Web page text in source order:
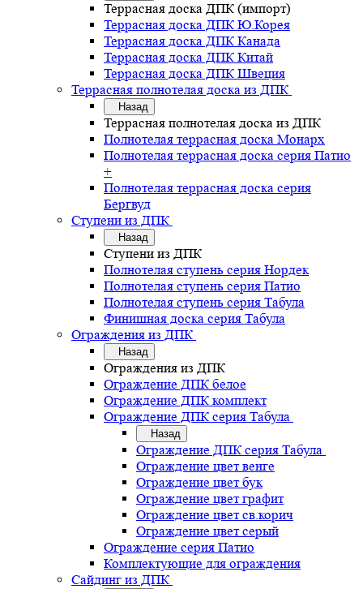
Террасная доска ДПК (импорт)
Террасная доска ДПК Ю.Корея
Террасная доска ДПК Канада
Террасная доска ДПК Китай
Террасная доска ДПК Швеция
Террасная полнотелая доска из ДПК
Назад
Террасная полнотелая доска из ДПК
Полнотелая террасная доска Монарх
Полнотелая террасная доска серия Патио
+
Полнотелая террасная доска серия
Бергвуд
Ступени из ДПК
Назад
Ступени из ДПК
Полнотелая ступень серия Нордек
Полнотелая ступень серия Патио
Полнотелая ступень серия Табула
Финишная доска серия Табула
Ограждения из ДПК
Назад
Ограждения из ДПК
Ограждение ДПК белое
Ограждение ДПК комплект
Ограждение ДПК серия Табула
Назад
Ограждение ДПК серия Табула
Ограждение цвет венге
Ограждение цвет бук
Ограждение цвет графит
Ограждение цвет св.корич
Ограждение цвет серый
Ограждение серия Патио
Комплектующие для ограждения
Сайдинг из ДПК